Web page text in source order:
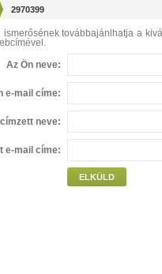
2970399
továbbajánlhatja a
Az Ön neve:
e-mail címe:
neve:
e-mail címe:
ELKÜLD